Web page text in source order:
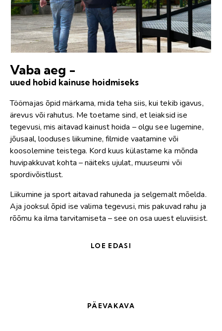
Vaba aeg -
uued hobid kainuse hoidmiseks
Töömajas õpid märkama, mida teha siis, kui tekib igavus,
ärevus või rahutus. Me toetame sind, et leiaksid ise
tegevusi, mis aitavad kainust hoida – olgu see lugemine,
jõusaal, looduses liikumine, filmide vaatamine või
koosolemine teistega. Kord kuus külastame ka mõnda
huvipakkuvat kohta – näiteks ujulat, muuseumi või
spordivõistlust.
Liikumine ja sport aitavad rahuneda ja selgemalt mõelda.
Aja jooksul õpid ise valima tegevusi, mis pakuvad rahu ja
rõõmu ka ilma tarvitamiseta – see on osa uuest eluviisist.
LOE EDASI
PÄEVAKAVA